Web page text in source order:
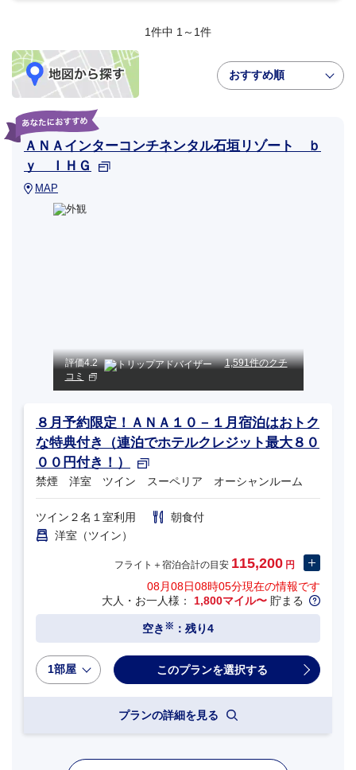
1件中 1～1件
おすすめ順
ＡＮＡインターコンチネンタル石垣リゾート ｂ
ｙ ＩＨＧ
MAP
評価4.2
1,591件のクチ
コミ
８月予約限定！ＡＮＡ１０－１月宿泊はおトク
な特典付き（連泊でホテルクレジット最大８０
００円付き！）
禁煙 洋室 ツイン スーペリア オーシャンルーム
ツイン２名１室利用
朝食付
洋室（ツイン）
フライト＋宿泊合計の目安 115,200 円
08月08日08時05分現在の情報です
大人・お一人様： 1,800マイル〜 貯まる
空き ※ ：残り4
1部屋
プランの詳細を見る